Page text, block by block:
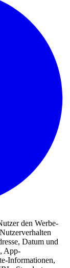
den Werbe-
Datum und
App-
Informationen,